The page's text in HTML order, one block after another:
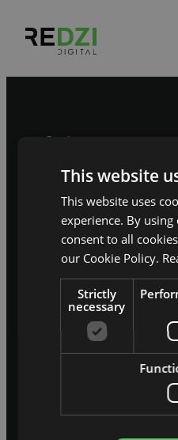
Sāksim sarunu
Pastāstiet,
sistēma
Pieteikt projektu →
ERP / CRME-komercija
Mobilās aplikācijas
info@redzidigital.com
This website
This website uses
experience. By
consent to all
our Cookie Policy.
Strictly
necessary